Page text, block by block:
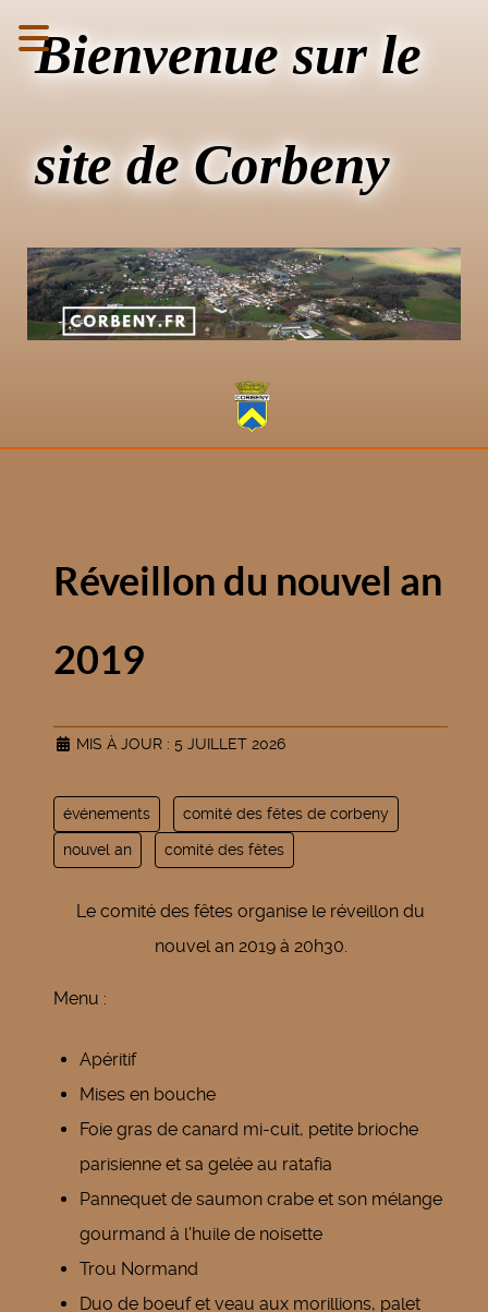
Bienvenue sur le
site de Corbeny
Réveillon du nouvel an
2019
MIS À JOUR : 5 JUILLET 2026
événements comité des fêtes de corbeny
nouvel an comité des fêtes
Le comité des fêtes organise le réveillon du
nouvel an 2019 à 20h30.
Menu :
Apéritif
Mises en bouche
Foie gras de canard mi-cuit, petite brioche
parisienne et sa gelée au ratafia
Pannequet de saumon crabe et son mélange
gourmand à l'huile de noisette
Trou Normand
Duo de boeuf et veau aux morillions, palet